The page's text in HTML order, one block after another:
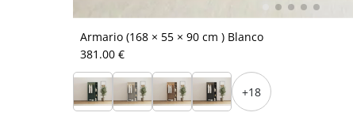
Armario (168 × 55 × 90 cm ) Blanco
381.00 €
+18